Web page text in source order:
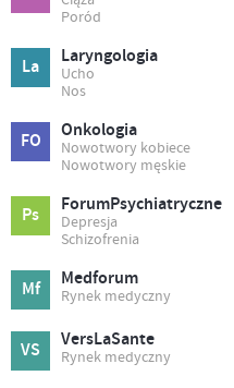
Poród
La Laryngologia
Ucho
Nos
FO Onkologia
Nowotwory kobiece
Nowotwory męskie
Ps ForumPsychiatryczne
Depresja
Schizofrenia
Mf Medforum
Rynek medyczny
VS VersLaSante
Rynek medyczny